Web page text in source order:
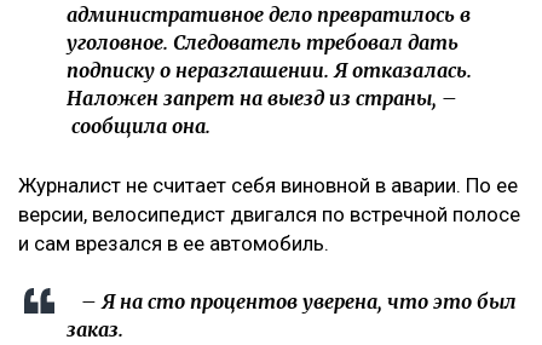
административное дело превратилось в
уголовное. Следователь требовал дать
подписку о неразглашении. Я отказалась.
Наложен запрет на выезд из страны, –
сообщила она.
Журналист не считает себя виновной в аварии. По ее
версии, велосипедист двигался по встречной полосе
и сам врезался в ее автомобиль.
– Я на сто процентов уверена, что это был
заказ.